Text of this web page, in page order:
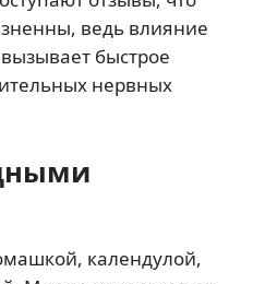
ведь влияние
быстрое
нервных
календулой,